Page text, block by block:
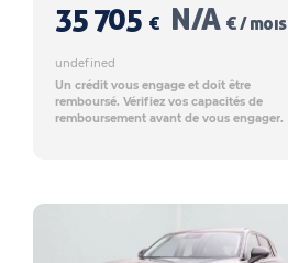
35 705 € N/A € / mois
undefined
Un crédit vous engage et doit être
remboursé. Vérifiez vos capacités de
remboursement avant de vous engager.